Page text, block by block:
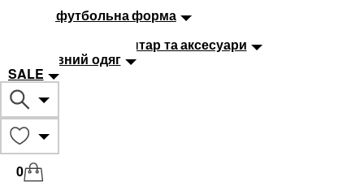
Дитяча футбольна форма
Тренувальний інвентар та аксесуари
Спортивний одяг
SALE
0